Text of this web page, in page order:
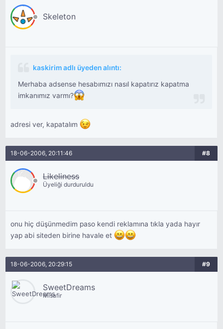
Skeleton
kaskirim adlı üyeden alıntı:
Merhaba adsense hesabımızı nasıl kapatırız kapatma
imkanımız varmı?
adresi ver, kapatalım
18-06-2006, 20:11:46 #8
Likeliness
Üyeliği durduruldu
onu hiç düşünmedim paso kendi reklamına tıkla yada hayır
yap abi siteden birine havale et
18-06-2006, 20:29:15 #9
SweetDreams
Misafir